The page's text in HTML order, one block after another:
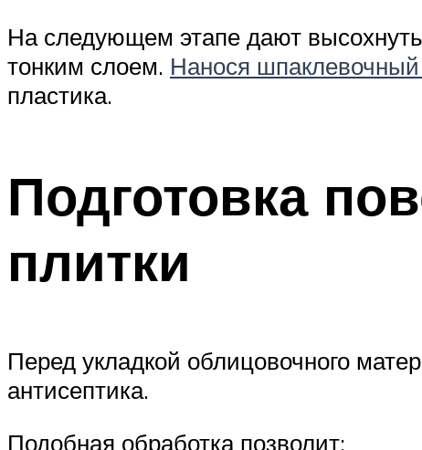
На следующем этапе дают
тонким слоем. Нанося шпаклевочный
пластика.
Подготовка
плитки
Перед укладкой облицовочного
антисептика.
Подобная обработка позволит: